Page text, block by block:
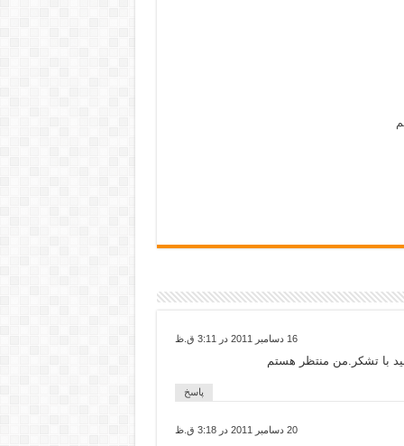
16 دسامبر 2011 در 3:11 ق.ظ
پاسخ
20 دسامبر 2011 در 3:18 ق.ظ